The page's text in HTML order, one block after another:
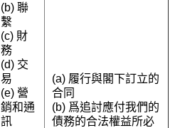
(b) 聯
繫
(c) 財
務
(d) 交
易
(e) 營
銷和通
訊
(a) 履行與閣下訂立的
合同
(b) 爲追討應付我們的
債務的合法權益所必